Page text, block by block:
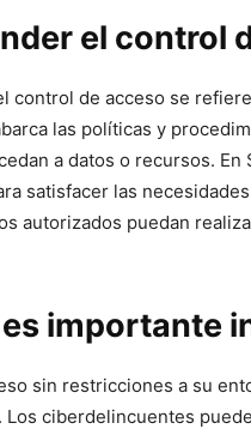
el control
control de acceso se
las políticas y
a datos o‍ recursos.
satisfacer las‌
autorizados puedan
importante
sin ⁣restricciones a su
ciberdelincuentes